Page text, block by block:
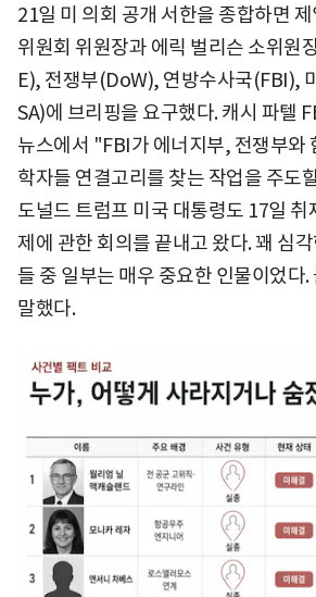
21일 미 의회 공개 서한을 종합하면
위원회 위원장과 에릭 벌리슨 소위원
E), 전쟁부(DoW), 연방수사국(FBI),
SA)에 브리핑을 요구했다. 캐시 파텔
뉴스에서 "FBI가 에너지부, 전쟁부와
학자들 연결고리를 찾는 작업을 주도
도널드 트럼프 미국 대통령도 17일
제에 관한 회의를 끝내고 왔다. 꽤 심
들 중 일부는 매우 중요한 인물이었다
말했다.